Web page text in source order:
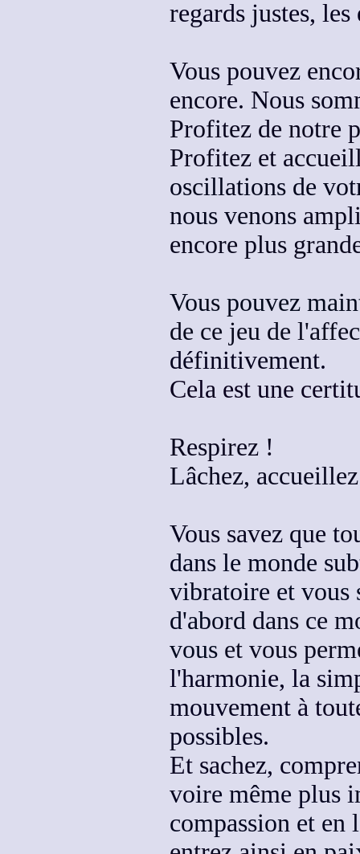
regards justes, les
Vous pouvez
encore. Nous
Profitez de notre
Profitez et
oscillations de
nous venons
encore plus
Vous pouvez
de ce jeu de
définitivement.
Cela est une
Respirez !
Lâchez, accueillez
Vous savez que
dans le monde
vibratoire et vous
d'abord dans ce
vous et vous
l'harmonie, la
mouvement à
possibles.
Et sachez,
voire même plus
compassion et